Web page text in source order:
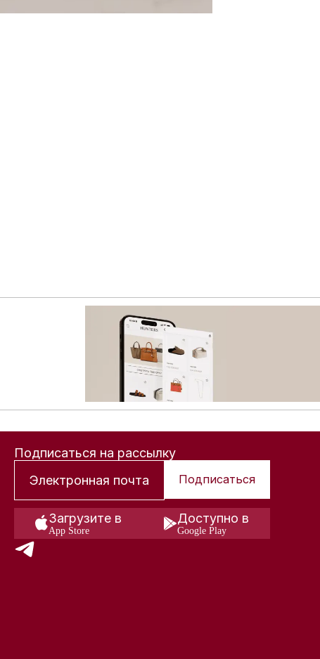
расширенному каталогу брендовых товаров: больше
Подписаться на рассылку
Подписаться
Загрузите в
App Store
Доступно в
Google Play